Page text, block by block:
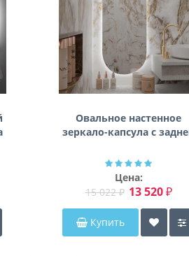
Овальное настенное
зеркало-капсула с
Мэриэнн
Цена:
15 022 ₽ 13 520 ₽
Купить